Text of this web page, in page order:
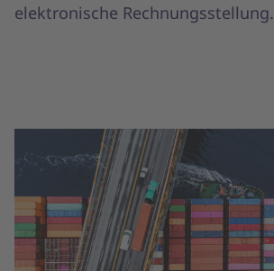
elektronische Rechnungsstellung.